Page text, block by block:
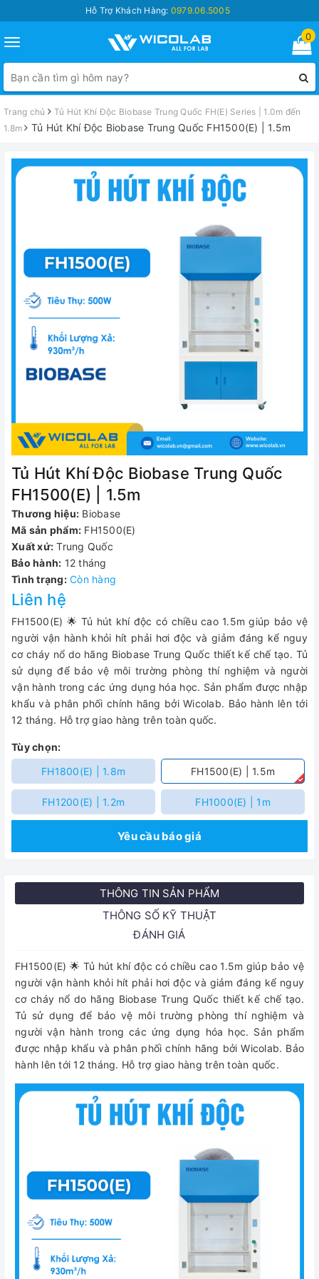
Hỗ Trợ Khách Hàng: 0979.06.5005
Toggle
navigation
0
Trang chủ
Tủ Hút Khí Độc Biobase Trung Quốc FH(E) Series | 1.0m đến
1.8m
Tủ Hút Khí Độc Biobase Trung Quốc FH1500(E) | 1.5m
Tủ Hút Khí Độc Biobase Trung Quốc
FH1500(E) | 1.5m
Thương hiệu: Biobase
Mã sản phẩm: FH1500(E)
Xuất xứ: Trung Quốc
Bảo hành: 12 tháng
Tình trạng: Còn hàng
Liên hệ
FH1500(E) 🌟 Tủ hút khí độc có chiều cao 1.5m giúp bảo vệ
người vận hành khỏi hít phải hơi độc và giảm đáng kể nguy
cơ cháy nổ do hãng Biobase Trung Quốc thiết kế chế tạo. Tủ
sử dụng để bảo vệ môi trường phòng thí nghiệm và người
vận hành trong các ứng dụng hóa học. Sản phẩm được nhập
khẩu và phân phối chính hãng bởi Wicolab. Bảo hành lên tới
12 tháng. Hỗ trợ giao hàng trên toàn quốc.
Tùy chọn:
FH1800(E) | 1.8m
FH1500(E) | 1.5m
FH1200(E) | 1.2m FH1000(E) | 1m
Yêu cầu báo giá
THÔNG TIN SẢN PHẨM
THÔNG SỐ KỸ THUẬT
ĐÁNH GIÁ
FH1500(E) 🌟 Tủ hút khí độc có chiều cao 1.5m giúp bảo vệ
người vận hành khỏi hít phải hơi độc và giảm đáng kể nguy
cơ cháy nổ do hãng Biobase Trung Quốc thiết kế chế tạo.
Tủ sử dụng để bảo vệ môi trường phòng thí nghiệm và
người vận hành trong các ứng dụng hóa học. Sản phẩm
được nhập khẩu và phân phối chính hãng bởi Wicolab. Bảo
hành lên tới 12 tháng. Hỗ trợ giao hàng trên toàn quốc.